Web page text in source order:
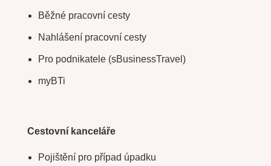
Běžné pracovní cesty
Nahlášení pracovní cesty
Pro podnikatele (sBusinessTravel)
myBTi
Cestovní kanceláře
Pojištění pro případ úpadku